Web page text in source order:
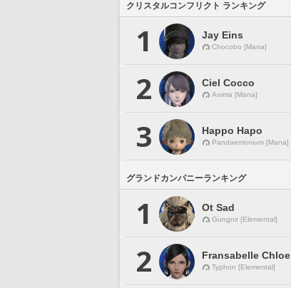
クリスタルコンフリクト ランキング
1 Jay Eins
Chocobo [Mana]
2 Ciel Cocco
Anima [Mana]
3 Happo Hapo
Pandaemonium [Mana]
グランドカンパニーランキング
1 Ot Sad
Gungnir [Elemental]
2 Fransabelle Chloe
Typhon [Elemental]